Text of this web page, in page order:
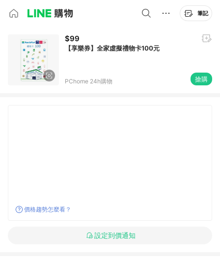
筆記
$99
【享樂券】全家虛擬禮物卡100元
PChome 24h購物 搶購
價格趨勢怎麼看？
設定到價通知